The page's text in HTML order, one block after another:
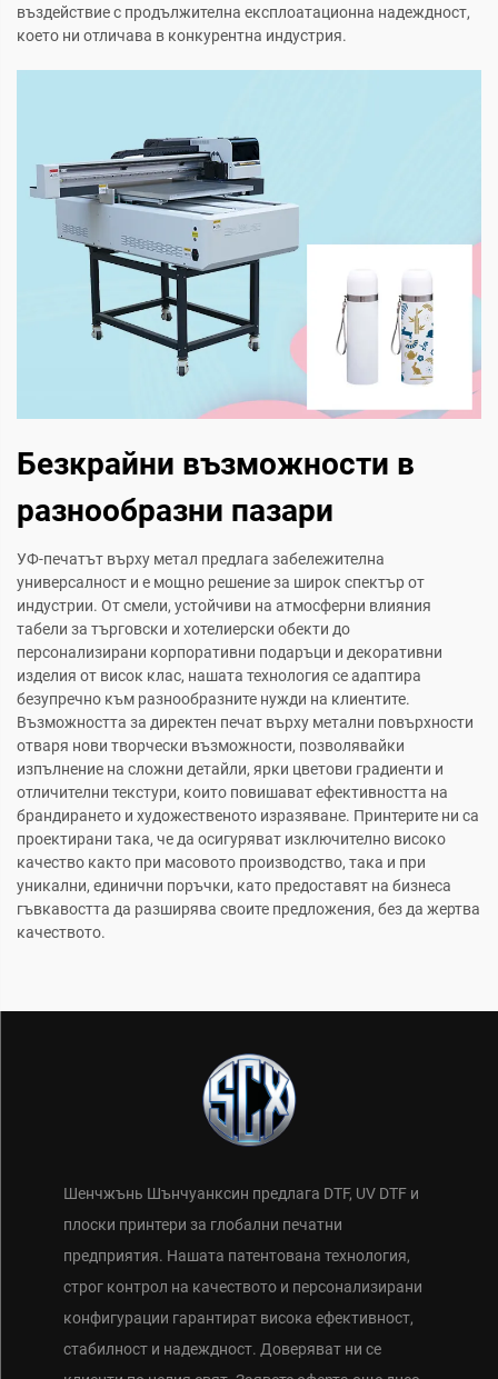
въздействие с продължителна експлоатационна надеждност,
което ни отличава в конкурентна индустрия.
Безкрайни възможности в
разнообразни пазари
УФ-печатът върху метал предлага забележителна
универсалност и е мощно решение за широк спектър от
индустрии. От смели, устойчиви на атмосферни влияния
табели за търговски и хотелиерски обекти до
персонализирани корпоративни подаръци и декоративни
изделия от висок клас, нашата технология се адаптира
безупречно към разнообразните нужди на клиентите.
Възможността за директен печат върху метални повърхности
отваря нови творчески възможности, позволявайки
изпълнение на сложни детайли, ярки цветови градиенти и
отличителни текстури, които повишават ефективността на
брандирането и художественото изразяване. Принтерите ни са
проектирани така, че да осигуряват изключително високо
качество както при масовото производство, така и при
уникални, единични поръчки, като предоставят на бизнеса
гъвкавостта да разширява своите предложения, без да жертва
качеството.
Шенчжънь Шънчуанксин предлага DTF, UV DTF и
плоски принтери за глобални печатни
предприятия. Нашата патентована технология,
строг контрол на качеството и персонализирани
конфигурации гарантират висока ефективност,
стабилност и надеждност. Доверяват ни се